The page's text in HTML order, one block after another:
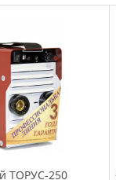
ТОРУС-250